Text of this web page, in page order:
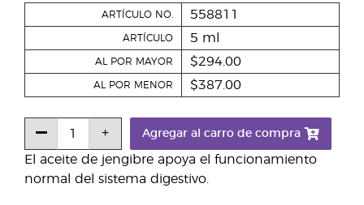
El aceite de jengibre apoya el funcionamiento
normal del sistema digestivo.
ARTÍCULO NO. 558811
ARTÍCULO 5 ml
AL POR MAYOR $294.00
AL POR MENOR $387.00
Agregar al carro de compra